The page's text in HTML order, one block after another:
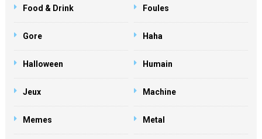
Food & Drink Foules
Gore Haha
Halloween Humain
Jeux Machine
Memes Metal